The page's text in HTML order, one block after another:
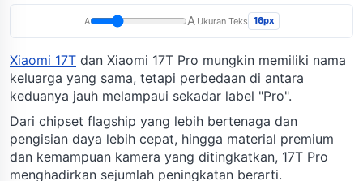
A A Ukuran Teks 16px
Xiaomi 17T dan Xiaomi 17T Pro mungkin memiliki nama
keluarga yang sama, tetapi perbedaan di antara
keduanya jauh melampaui sekadar label "Pro".
Dari chipset flagship yang lebih bertenaga dan
pengisian daya lebih cepat, hingga material premium
dan kemampuan kamera yang ditingkatkan, 17T Pro
menghadirkan sejumlah peningkatan berarti.